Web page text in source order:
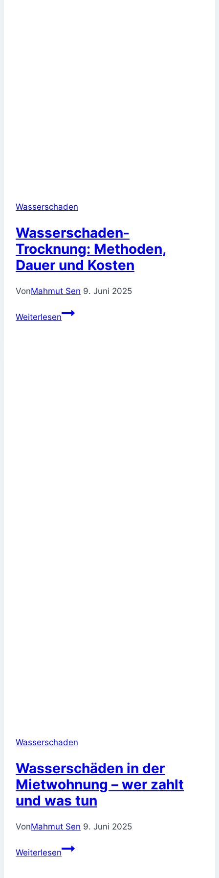
Wasserschaden
Wasserschaden-
Trocknung: Methoden,
Dauer und Kosten
VonMahmut Sen 9. Juni 2025
WeiterlesenWasserschaden-
Wasserschaden
Wasserschäden in der
Mietwohnung – wer zahlt
und was tun
VonMahmut Sen 9. Juni 2025
WeiterlesenWasserschäden